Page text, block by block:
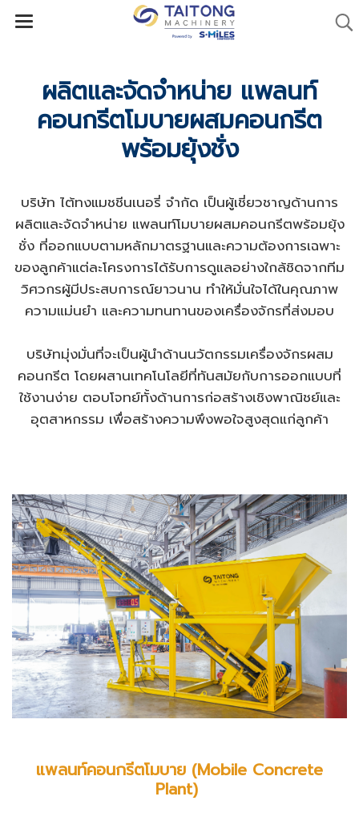
ผลิตและจัดจำหน่าย แพลนท์
คอนกรีตโมบายผสมคอนกรีต
พร้อมยุ้งชั่ง
บริษัท ไต้ทงแมชชีนเนอรี่ จำกัด เป็นผู้เชี่ยวชาญด้านการ
ผลิตและจัดจำหน่าย แพลนท์โมบายผสมคอนกรีตพร้อมยุ้ง
ชั่ง ที่ออกแบบตามหลักมาตรฐานและความต้องการเฉพาะ
ของลูกค้าแต่ละโครงการได้รับการดูแลอย่างใกล้ชิดจากทีม
วิศวกรผู้มีประสบการณ์ยาวนาน ทำให้มั่นใจได้ในคุณภาพ
ความแม่นยำ และความทนทานของเครื่องจักรที่ส่งมอบ
บริษัทมุ่งมั่นที่จะเป็นผู้นำด้านนวัตกรรมเครื่องจักรผสม
คอนกรีต โดยผสานเทคโนโลยีที่ทันสมัยกับการออกแบบที่
ใช้งานง่าย ตอบโจทย์ทั้งด้านการก่อสร้างเชิงพาณิชย์และ
อุตสาหกรรม เพื่อสร้างความพึงพอใจสูงสุดแก่ลูกค้า
แพลนท์คอนกรีตโมบาย (Mobile Concrete
Plant)